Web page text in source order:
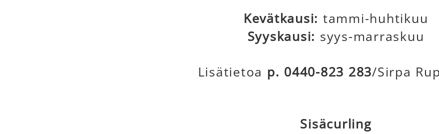
Kevätkausi: tammi-huhtikuu
Syyskausi: syys-marraskuu
Lisätietoa p. 0440-823 283/Sirpa
Sisäcurling